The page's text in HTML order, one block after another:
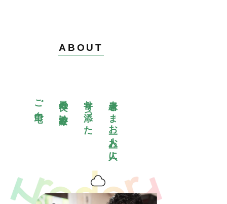
ABOUT
患者さまお一人お一人に
寄り添った
最良の診療を
ご自宅で